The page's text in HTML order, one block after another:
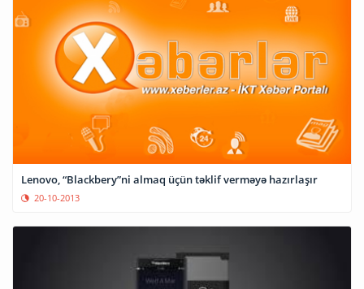
Lenovo, “Blackbery”ni almaq üçün təklif verməyə hazırlaşır
20-10-2013